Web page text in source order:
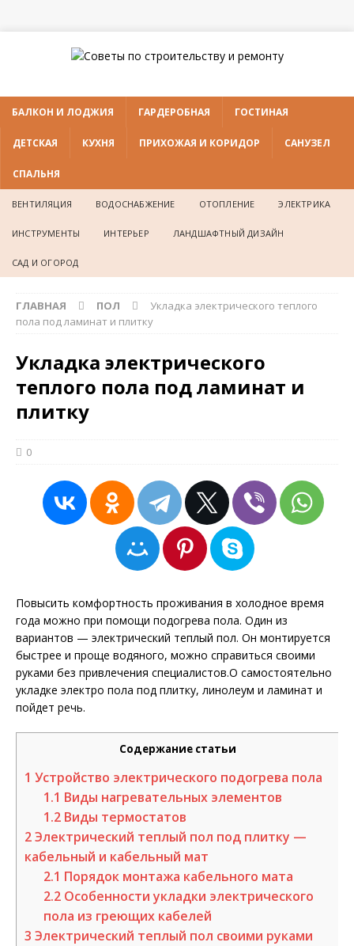
БАЛКОН И ЛОДЖИЯ ГАРДЕРОБНАЯ ГОСТИНАЯ
ДЕТСКАЯ КУХНЯ ПРИХОЖАЯ И КОРИДОР САНУЗЕЛ
СПАЛЬНЯ
ВЕНТИЛЯЦИЯ ВОДОСНАБЖЕНИЕ ОТОПЛЕНИЕ ЭЛЕКТРИКА
ИНСТРУМЕНТЫ ИНТЕРЬЕР ЛАНДШАФТНЫЙ ДИЗАЙН
САД И ОГОРОД
ГЛАВНАЯ ПОЛ
Укладка электрического теплого
пола под ламинат и плитку
Укладка электрического
теплого пола под ламинат и
плитку
0
Повысить комфортность проживания в холодное время
года можно при помощи подогрева пола. Один из
вариантов — электрический теплый пол. Он монтируется
быстрее и проще водяного, можно справиться своими
руками без привлечения специалистов.О самостоятельно
укладке электро пола под плитку, линолеум и ламинат и
пойдет речь.
Содержание статьи
1 Устройство электрического подогрева пола
1.1 Виды нагревательных элементов
1.2 Виды термостатов
2Электрический теплый пол под плитку —
кабельный и кабельный мат
2.1 Порядок монтажа кабельного мата
2.2 Особенности укладки электрического
пола из греющих кабелей
3 Электрический теплый пол своими руками